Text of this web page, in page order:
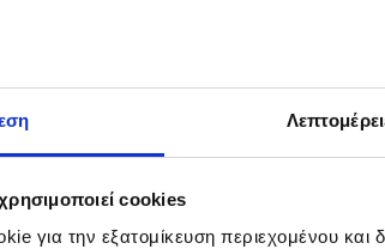
cookies
για την εξατομίκευση περιεχομένου